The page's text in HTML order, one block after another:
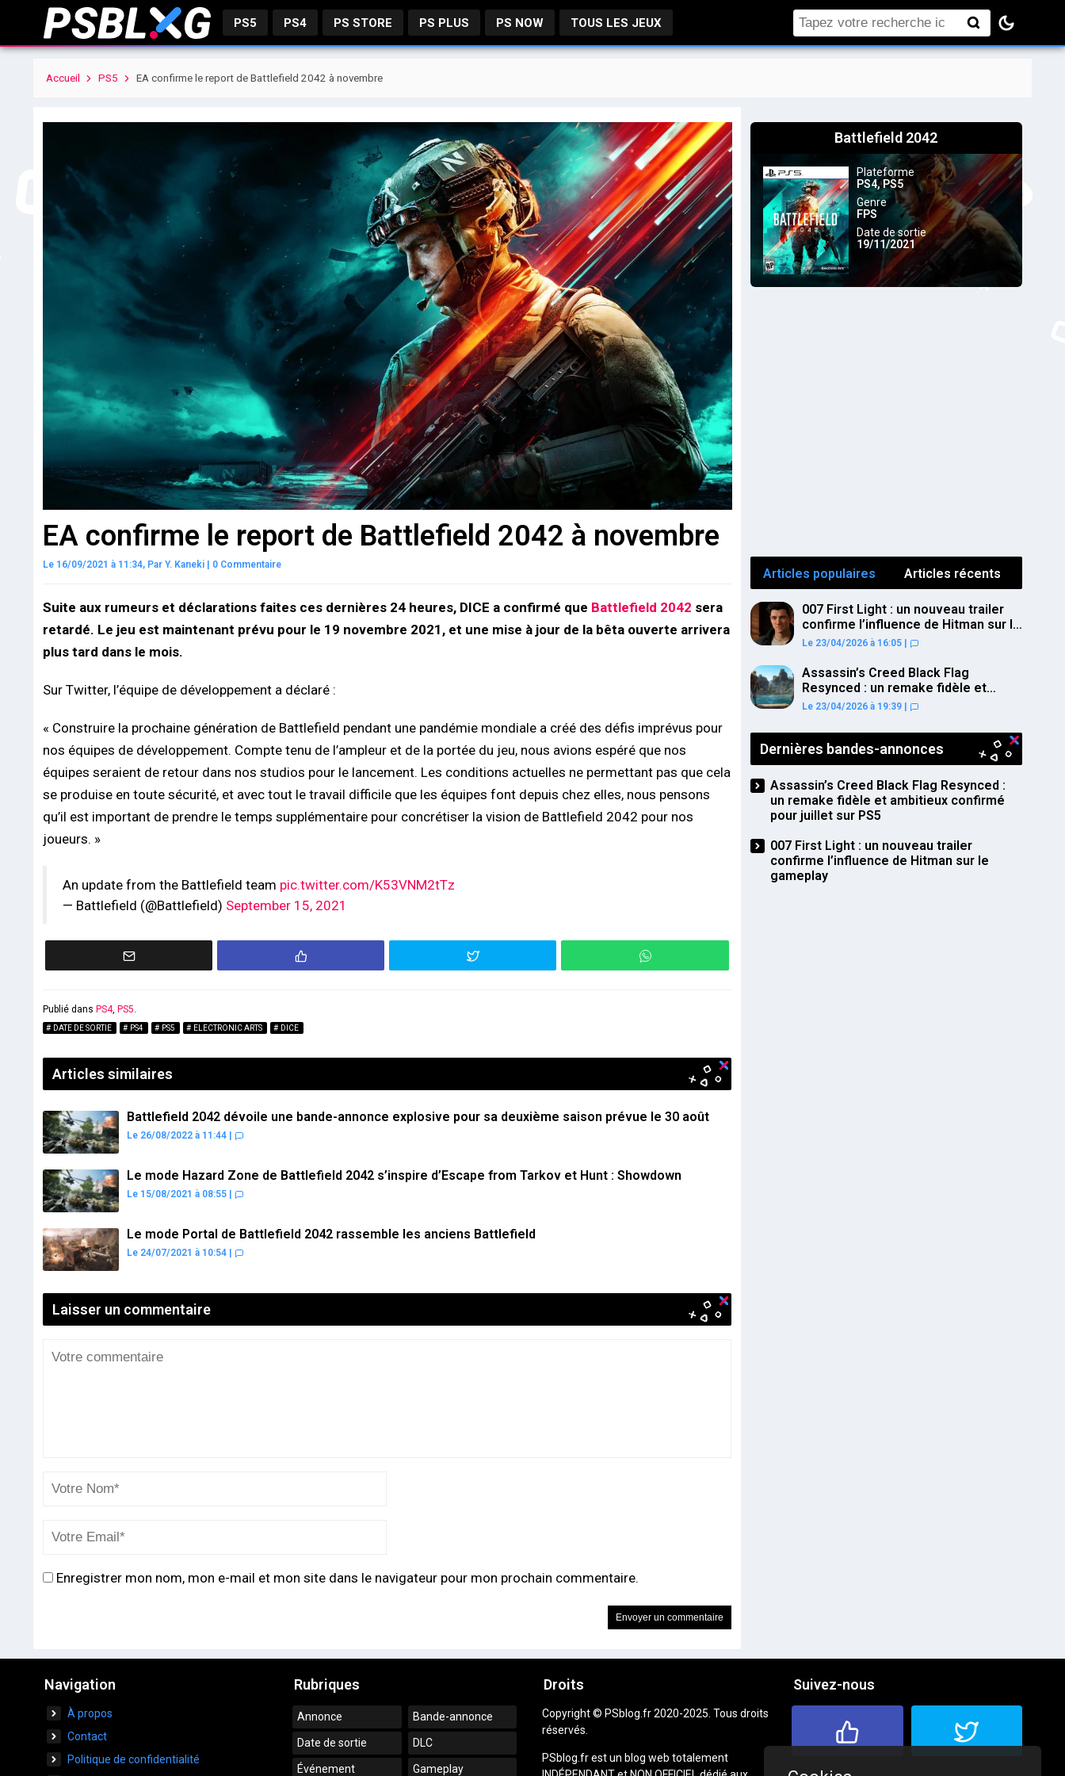
PS5 PS4 PS STORE PS PLUS PS NOW TOUS LES JEUX Rechercher
Accueil PS5 EA confirme le report de Battlefield 2042 à novembre
EA confirme le report de Battlefield 2042 à novembre
Le 16/09/2021 à 11:34, Par Y. Kaneki 0 Commentaire
Suite aux rumeurs et déclarations faites ces dernières 24 heures, DICE a confirmé que Battlefield 2042 sera
retardé. Le jeu est maintenant prévu pour le 19 novembre 2021, et une mise à jour de la bêta ouverte arrivera
plus tard dans le mois.
Sur Twitter, l’équipe de développement a déclaré :
« Construire la prochaine génération de Battlefield pendant une pandémie mondiale a créé des défis imprévus pour
nos équipes de développement. Compte tenu de l’ampleur et de la portée du jeu, nous avions espéré que nos
équipes seraient de retour dans nos studios pour le lancement. Les conditions actuelles ne permettant pas que cela
se produise en toute sécurité, et avec tout le travail difficile que les équipes font depuis chez elles, nous pensons
qu’il est important de prendre le temps supplémentaire pour concrétiser la vision de Battlefield 2042 pour nos
joueurs. »
An update from the Battlefield team pic.twitter.com/K53VNM2tTz
— Battlefield (@Battlefield) September 15, 2021
Publié dans PS4, PS5.
DATE DE SORTIE PS4 PS5 ELECTRONIC ARTS DICE
Articles similaires
Battlefield 2042 dévoile une bande-annonce explosive pour sa deuxième saison prévue le 30 août
Le 26/08/2022 à 11:44
Le mode Hazard Zone de Battlefield 2042 s’inspire d’Escape from Tarkov et Hunt : Showdown
Le 15/08/2021 à 08:55
Le mode Portal de Battlefield 2042 rassemble les anciens Battlefield
Le 24/07/2021 à 10:54
Laisser un commentaire
Enregistrer mon nom, mon e-mail et mon site dans le navigateur pour mon prochain commentaire.
Battlefield 2042
Plateforme
PS4,PS5
Genre
FPS
Date de sortie
19/11/2021
Articles populaires Articles récents
007 First Light : un nouveau trailer
confirme l’influence de Hitman sur le
gameplay
Le 23/04/2026 à 16:05
Assassin’s Creed Black Flag
Resynced : un remake fidèle et
ambitieux confirmé pour juillet sur
Le 23/04/2026 à 19:39
Dernières bandes-annonces
Assassin’s Creed Black Flag Resynced :
un remake fidèle et ambitieux confirmé
pour juillet sur PS5
007 First Light : un nouveau trailer
confirme l’influence de Hitman sur le
gameplay
Navigation
À propos
Contact
Politique de confidentialité
Rubriques
Annonce Bande-annonce
Date de sortie DLC
Événement Gameplay
Droits
Copyright © PSblog.fr 2020-2025. Tous droits
réservés.
PSblog.fr est un blog web totalement
Suivez-nous